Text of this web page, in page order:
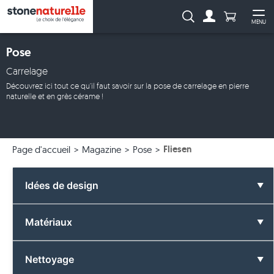
MENU
Recherche :Anzahl
Pose
Carrelage
Découvrez ici tout ce qu'il faut savoir sur la pose de carrelage en pierre
naturelle et en grès cérame !
Page d'accueil Magazine Pose Fliesen
Idées de design
Toutes les idées de design
Salle de bain
Matériaux
Tous les matériaux
Nettoyage